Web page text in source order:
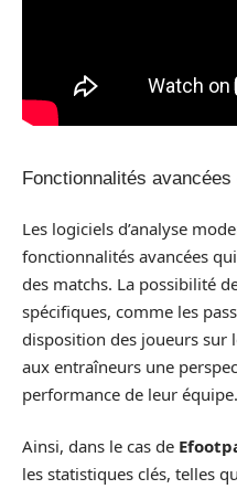
Fonctionnalités
Les logiciels d’analyse
fonctionnalités avancées
des matchs. La possibilité
spécifiques, comme les
disposition des joueurs sur
aux entraîneurs une
performance de leur équipe.
Ainsi, dans le cas de
les statistiques clés, telles